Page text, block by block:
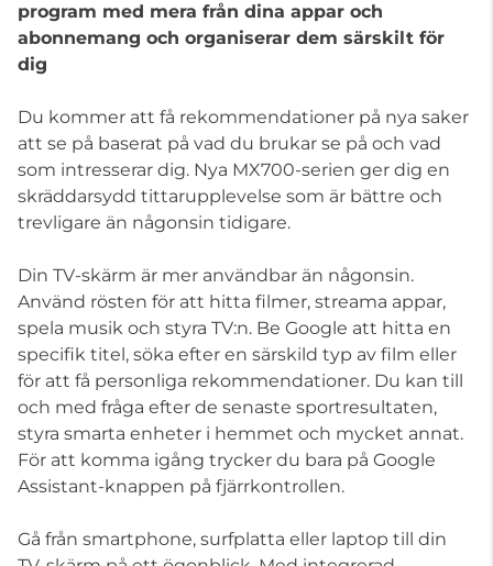
program med mera från dina appar och
abonnemang och organiserar dem särskilt för
dig
Du kommer att få rekommendationer på nya saker
att se på baserat på vad du brukar se på och vad
som intresserar dig. Nya MX700-serien ger dig en
skräddarsydd tittarupplevelse som är bättre och
trevligare än någonsin tidigare.
Din TV-skärm är mer användbar än någonsin.
Använd rösten för att hitta filmer, streama appar,
spela musik och styra TV:n. Be Google att hitta en
specifik titel, söka efter en särskild typ av film eller
för att få personliga rekommendationer. Du kan till
och med fråga efter de senaste sportresultaten,
styra smarta enheter i hemmet och mycket annat.
För att komma igång trycker du bara på Google
Assistant-knappen på fjärrkontrollen.
Gå från smartphone, surfplatta eller laptop till din